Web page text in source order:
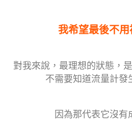
我希望最後不用
對我來說，最理想的狀態，
不需要知道流量計發
因為那代表它沒有